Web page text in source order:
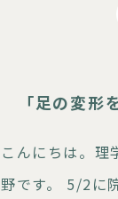
こんにちは。理
野です。 5/2に